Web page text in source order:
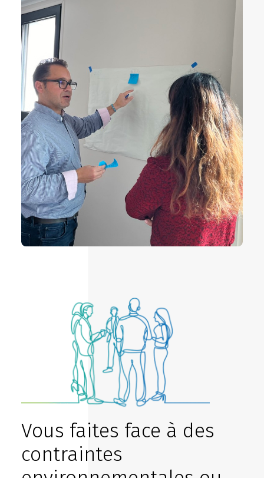
ESPACE ADHÉRENT
SUIVEZ-NOUS SUR LINKEDIN !
Espace adhérent
Vous faites face à des
contraintes